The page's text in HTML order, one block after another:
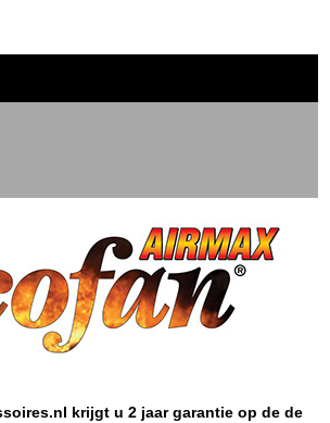
krijgt u 2 jaar garantie op de de